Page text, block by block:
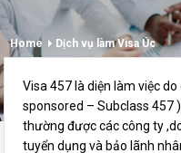
Home Dịch vụ làm Visa Úc
Visa 457 là diện làm việc
sponsored – Subclass 457
thường được các công ty
tuyển dụng và bảo lãnh